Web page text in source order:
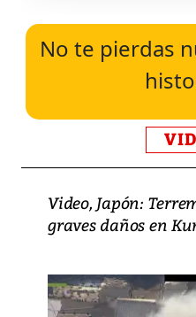
No te pierdas
Video, Japón:
graves daños en